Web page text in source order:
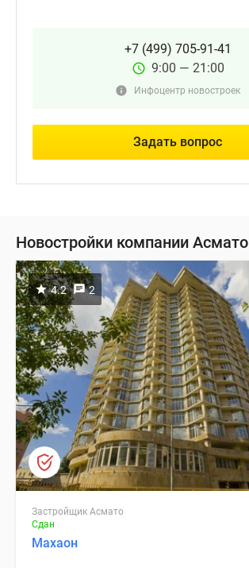
+7 (499) 705-91-41
9:00 — 21:00
Инфоцентр новостроек
Задать вопрос
Новостройки компании Асмато
4.2 2
Застройщик Асмато
Сдан
Махаон